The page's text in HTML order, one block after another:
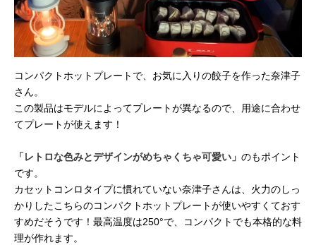
コンパクトホットプレートで、お気に入りの餃子を作った奈津子
さん。
この製品はモデルによってプレートが異なるので、用途に合わせ
てプレートが使えます！
「レトロな色みとデザインがめちゃくちゃ可愛い」 のもポイント
です。
カセットコンロタイプに慣れていない奈津子さんは、火力のしっ
かりしたこちらのコンパクトホットプレートが使いやすくておす
すめだそうです！最高温度は250°で、コンパクトでも本格的な料
理が作れます。